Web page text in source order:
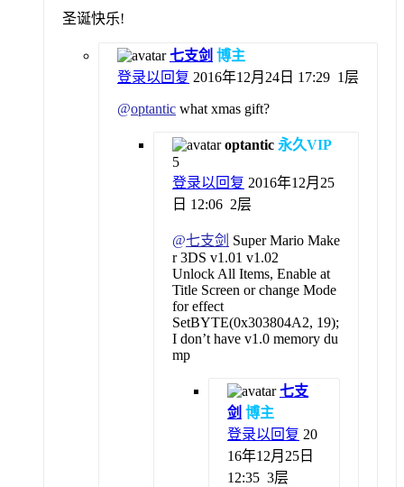
圣诞快乐!
七支剑 博主
登录以回复 2016年12月24日 17:29 1层
@optantic what xmas gift?
optantic 永久VIP
5
登录以回复 2016年12月25
日 12:06 2层
@七支剑 Super Mario Make
r 3DS v1.01 v1.02
Unlock All Items, Enable at
Title Screen or change Mode
for effect
SetBYTE(0x303804A2, 19);
I don’t have v1.0 memory du
mp
七支
剑 博主
登录以回复 20
16年12月25日
12:35 3层